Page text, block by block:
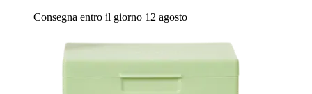
Consegna entro il giorno 12 agosto